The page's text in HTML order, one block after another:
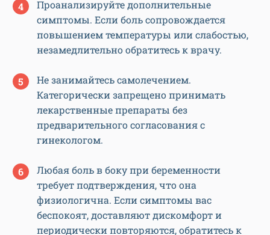
Проанализируйте дополнительные
симптомы. Если боль сопровождается
повышением температуры или слабостью,
незамедлительно обратитесь к врачу.
Не занимайтесь самолечением.
Категорически запрещено принимать
лекарственные препараты без
предварительного согласования с
гинекологом.
Любая боль в боку при беременности
требует подтверждения, что она
физиологична. Если симптомы вас
беспокоят, доставляют дискомфорт и
периодически повторяются, обратитесь к